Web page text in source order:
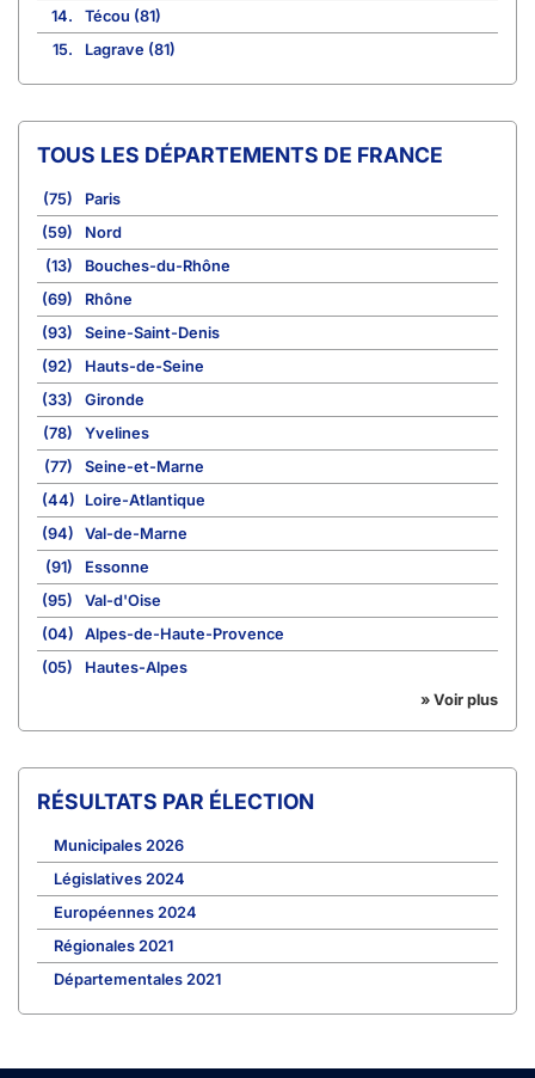
14.
Técou (81)
15.
Lagrave (81)
TOUS LES DÉPARTEMENTS DE FRANCE
(75)
Paris
(59)
Nord
(13)
Bouches-du-Rhône
(69)
Rhône
(93)
Seine-Saint-Denis
(92)
Hauts-de-Seine
(33)
Gironde
(78)
Yvelines
(77)
Seine-et-Marne
(44)
Loire-Atlantique
(94)
Val-de-Marne
(91)
Essonne
(95)
Val-d'Oise
(04)
Alpes-de-Haute-Provence
(05)
Hautes-Alpes
» Voir plus
RÉSULTATS PAR ÉLECTION
Municipales 2026
Législatives 2024
Européennes 2024
Régionales 2021
Départementales 2021